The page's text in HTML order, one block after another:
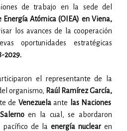
de trabajo en la sede del
Atómica (OIEA) en Viena,
los avances de la cooperación
oportunidades estratégicas
2029.
el representante de la
organismo, Raúl Ramírez García,
de Venezuelaante
las Naciones
en la cual, se abordaron
pacífico de la energía nuclearen